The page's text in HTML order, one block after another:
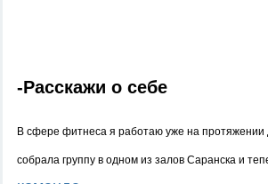
-Расскажи о себе
В сфере фитнеса я работаю уже на протяжении
собрала группу в одном из залов Саранска и